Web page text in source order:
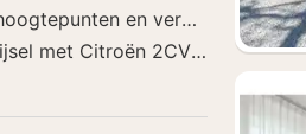
en verborgen
met Citroën 2CV cabrio(2)